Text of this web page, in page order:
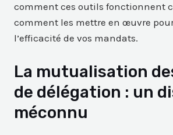
comment ces outils fonctionnent
comment les mettre en œuvre
l’efficacité de vos mandats.
La mutualisation
de délégation : un
méconnu